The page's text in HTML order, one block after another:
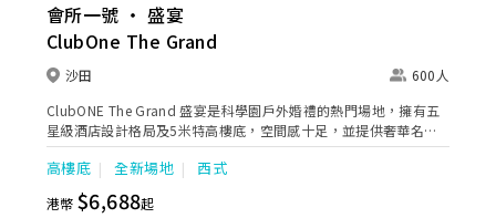
會所一號 ‧ 盛宴
ClubOne The Grand
沙田
600人
ClubONE The Grand 盛宴是科學園戶外婚禮的熱門場地，擁有五
星級酒店設計格局及5米特高樓底，空間感十足，並提供奢華名貴
紅酒櫃及高尚自助餐區。全新現代輕奢華設計的宴會廳，以先進影
音感官體驗為重點，設有前後大型LED Wall、環迴柱體圓屏幕等，
360度沉浸式感受新人互動及婚禮喜悅。 場地設有戶外草地證婚庭
園、室內温室小花園等，滿足鍾情簡約自然婚禮的新人。宴會廳彈
高樓底 全新場地 西式
港幣$6,688起